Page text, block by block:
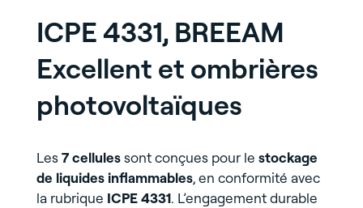
ICPE 4331, BREEAM
Excellent et ombrières
photovoltaïques
Les7 cellulessont conçues pour le stockage
de liquides inflammables, en conformité avec
la rubrique ICPE 4331. L’engagement durable